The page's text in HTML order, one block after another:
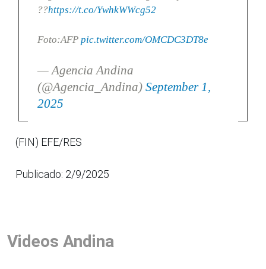
??https://t.co/YwhkWWcg52
Foto:AFP pic.twitter.com/OMCDC3DT8e
— Agencia Andina
(@Agencia_Andina) September 1,
2025
(FIN) EFE/RES
Publicado: 2/9/2025
Videos Andina